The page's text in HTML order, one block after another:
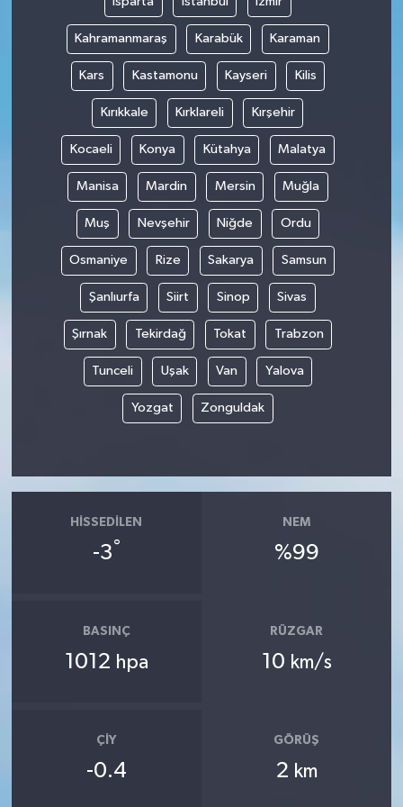
Kahramanmaraş Karabük Karaman
Kars Kastamonu Kayseri Kilis
Kırıkkale Kırklareli Kırşehir
Kocaeli Konya Kütahya Malatya
Manisa Mardin Mersin Muğla
Muş Nevşehir Niğde Ordu
Osmaniye Rize Sakarya Samsun
Şanlıurfa Siirt Sinop Sivas
Şırnak Tekirdağ Tokat Trabzon
Tunceli Uşak Van Yalova
Yozgat Zonguldak
HISSEDILEN
-3°
NEM
%99
BASINÇ
1012 hpa
RÜZGAR
10 km/s
ÇIY
-0.4
GÖRÜŞ
2 km